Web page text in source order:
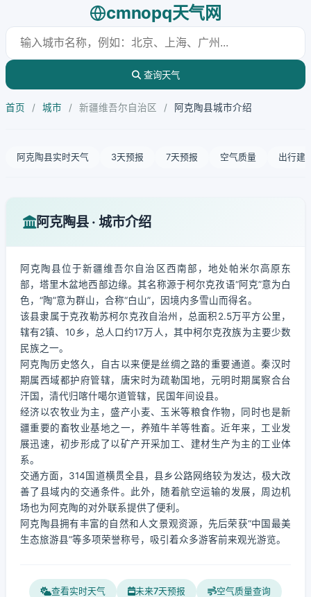
cmnopq天气网
查询天气
首页 / 城市 / 新疆维吾尔自治区 / 阿克陶县城市介绍
阿克陶县实时天气 3天预报 7天预报 空气质量 出行建
阿克陶县 · 城市介绍
阿克陶县位于新疆维吾尔自治区西南部，地处帕米尔高原东
部，塔里木盆地西部边缘。其名称源于柯尔克孜语“阿克”意为白
色，“陶”意为群山，合称“白山”，因境内多雪山而得名。
该县隶属于克孜勒苏柯尔克孜自治州，总面积2.5万平方公里，
辖有2镇、10乡，总人口约17万人，其中柯尔克孜族为主要少数
民族之一。
阿克陶历史悠久，自古以来便是丝绸之路的重要通道。秦汉时
期属西域都护府管辖，唐宋时为疏勒国地，元明时期属察合台
汗国，清代归喀什噶尔道管辖，民国年间设县。
经济以农牧业为主，盛产小麦、玉米等粮食作物，同时也是新
疆重要的畜牧业基地之一，养殖牛羊等牲畜。近年来，工业发
展迅速，初步形成了以矿产开采加工、建材生产为主的工业体
系。
交通方面，314国道横贯全县，县乡公路网络较为发达，极大改
善了县域内的交通条件。此外，随着航空运输的发展，周边机
场也为阿克陶的对外联系提供了便利。
阿克陶县拥有丰富的自然和人文景观资源，先后荣获“中国最美
生态旅游县”等多项荣誉称号，吸引着众多游客前来观光游览。
查看实时天气 未来7天预报 空气质量查询